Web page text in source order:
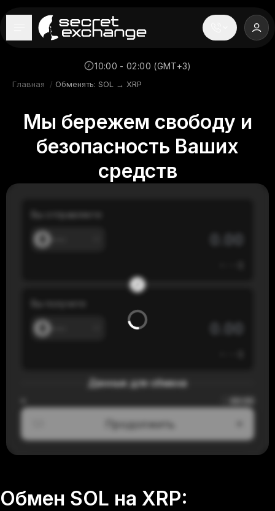
----
Новости
Репутация
Поддержка
10:00 - 02:00 (GMT+3)
Главная / Обменять: SOL → XRP
Мы бережем свободу и
безопасность Ваших
средств
Вы отправляете
Данные для обмена
Продолжить
Обмен SOL на XRP: